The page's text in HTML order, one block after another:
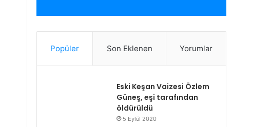
Popüler Son Eklenen Yorumlar
Eski Keşan Vaizesi Özlem
Güneş, eşi tarafından
öldürüldü
5 Eylül 2020